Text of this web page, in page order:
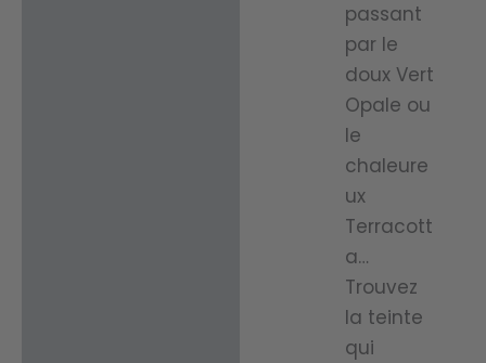
passant
par le
doux Vert
Opale ou
le
chaleure
ux
Terracott
a…
Trouvez
la teinte
qui